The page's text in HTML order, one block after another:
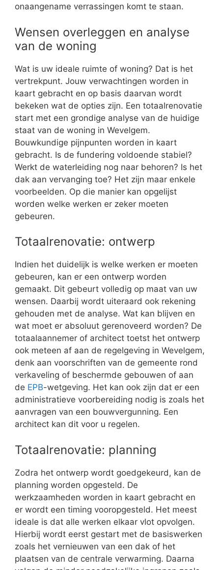
onaangename verrassingen komt te staan.
Wensen overleggen en analyse
van de woning
Wat is uw ideale ruimte of woning? Dat is het
vertrekpunt. Jouw verwachtingen worden in
kaart gebracht en op basis daarvan wordt
bekeken wat de opties zijn. Een totaalrenovatie
start met een grondige analyse van de huidige
staat van de woning in Wevelgem.
Bouwkundige pijnpunten worden in kaart
gebracht. Is de fundering voldoende stabiel?
Werkt de waterleiding nog naar behoren? Is het
dak aan vervanging toe? Het zijn maar enkele
voorbeelden. Op die manier kan opgelijst
worden welke werken er zeker moeten
gebeuren.
Totaalrenovatie: ontwerp
Indien het duidelijk is welke werken er moeten
gebeuren, kan er een ontwerp worden
gemaakt. Dit gebeurt volledig op maat van uw
wensen. Daarbij wordt uiteraard ook rekening
gehouden met de analyse. Wat kan blijven en
wat moet er absoluut gerenoveerd worden? De
totaalaannemer of architect toetst het ontwerp
ook meteen af aan de regelgeving in Wevelgem,
denk aan voorschriften van de gemeente rond
verkaveling of beschermde gebouwen of aan
de EPB-wetgeving. Het kan ook zijn dat er een
administratieve voorbereiding nodig is zoals het
aanvragen van een bouwvergunning. Een
architect kan dit voor u regelen.
Totaalrenovatie: planning
Zodra het ontwerp wordt goedgekeurd, kan de
planning worden opgesteld. De
werkzaamheden worden in kaart gebracht en
er wordt een timing vooropgesteld. Het meest
ideale is dat alle werken elkaar vlot opvolgen.
Hierbij wordt eerst gestart met de basiswerken
zoals het vernieuwen van een dak of het
plaatsen van de centrale verwarming. Daarna